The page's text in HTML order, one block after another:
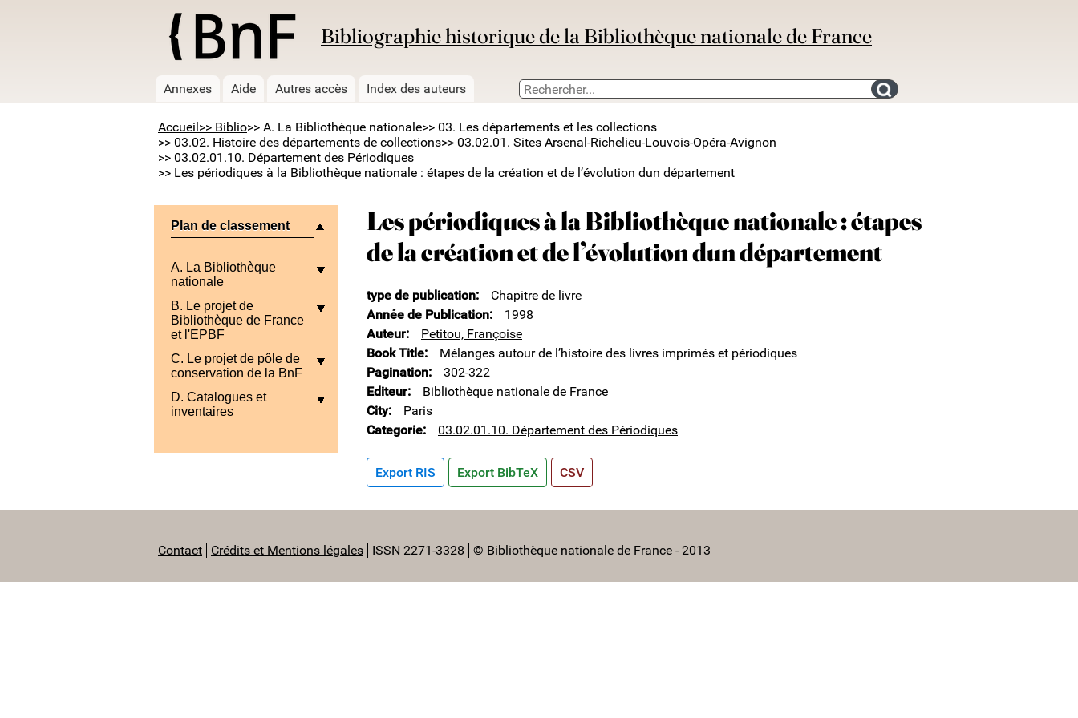
Bibliographie historique de la Bibliothèque nationale de France
Annexes Aide Autres accès Index des auteurs Search for an bibliography
Accueil >> Biblio>> A. La Bibliothèque nationale>> 03. Les départements et les collections
>> 03.02. Histoire des départements de collections>> 03.02.01. Sites Arsenal-Richelieu-Louvois-Opéra-Avignon
>> 03.02.01.10. Département des Périodiques
>> Les périodiques à la Bibliothèque nationale : étapes de la création et de l’évolution dun département
Plan de classement
A. La Bibliothèque
nationale
B. Le projet de
Bibliothèque de France
et l'EPBF
C. Le projet de pôle de
conservation de la BnF
D. Catalogues et
inventaires
Les périodiques à la Bibliothèque nationale : étapes
de la création et de l’évolution dun département
type de publication
Chapitre de livre
Année de Publication
1998
Auteur
Petitou, Françoise
Book Title
Mélanges autour de l’histoire des livres imprimés et périodiques
Pagination
302-322
Editeur
Bibliothèque nationale de France
City
Paris
Categorie
03.02.01.10. Département des Périodiques
Export RIS Export BibTeX CSV
Contact Crédits et Mentions légales ISSN 2271-3328 © Bibliothèque nationale de France - 2013